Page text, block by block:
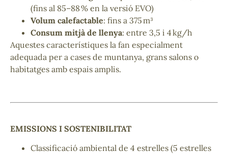
(fins al 85–88 % en la versió EVO)
Volum calefactable: fins a 375 m³
Consum mitjà de llenya: entre 3,5 i 4 kg/h
Aquestes característiques la fan especialment
adequada per a cases de muntanya, grans salons o
habitatges amb espais amplis.
EMISSIONS I SOSTENIBILITAT
Classificació ambiental de 4 estrelles (5 estrelles